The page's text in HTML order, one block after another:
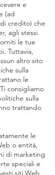
e
(ad
credito) che
agli stessi
le tue
Tuttavia,
altro sito
sulla
le
consigliamo
sulla
trattando
le
o entità,
di marketing
speciali e
siti Web